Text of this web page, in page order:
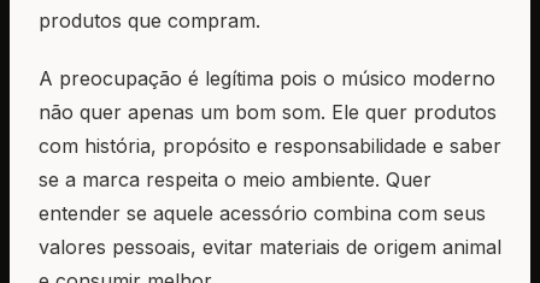
produtos que compram.
A preocupação é legítima pois o músico moderno
não quer apenas um bom som. Ele quer produtos
com história, propósito e responsabilidade e saber
se a marca respeita o meio ambiente. Quer
entender se aquele acessório combina com seus
valores pessoais, evitar materiais de origem animal